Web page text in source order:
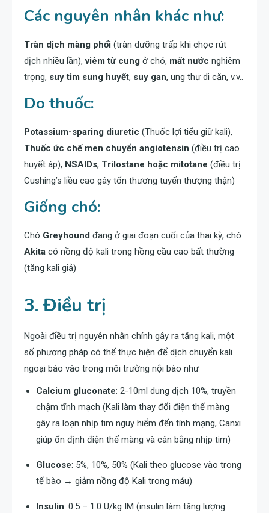
Các nguyên nhân khác như:
Tràn dịch màng phổi (tràn dưỡng trấp khi chọc rút
dịch nhiều lần),viêm từ cung ở chó, mất nước nghiêm
trọng, suy tim sung huyết, suy gan, ung thư di căn, v.v..
Do thuốc:
Potassium-sparing diuretic (Thuốc lợi tiểu giữ kali),
Thuốc ức chế men chuyển angiotensin (điều trị cao
huyết áp), NSAIDs, Trilostane hoặc mitotane (điều trị
Cushing’s liều cao gây tổn thương tuyến thượng thận)
Giống chó:
Chó Greyhound đang ở giai đoạn cuối của thai kỳ, chó
Akita có nồng độ kali trong hồng cầu cao bất thường
(tăng kali giả)
3. Điều trị
Ngoài điều trị nguyên nhân chính gây ra tăng kali, một
số phương pháp có thể thực hiện để dịch chuyển kali
ngoại bào vào trong môi trường nội bào như
Calcium gluconate: 2-10ml dung dịch 10%, truyền
chậm tĩnh mạch (Kali làm thay đổi điện thế màng
gây ra loạn nhịp tim nguy hiểm đến tính mạng, Canxi
giúp ổn định điện thế màng và cân bằng nhịp tim)
Glucose: 5%, 10%, 50% (Kali theo glucose vào trong
tế bào → giảm nồng độ Kali trong máu)
Insulin: 0.5 – 1.0 U/kg IM (insulin làm tăng lượng